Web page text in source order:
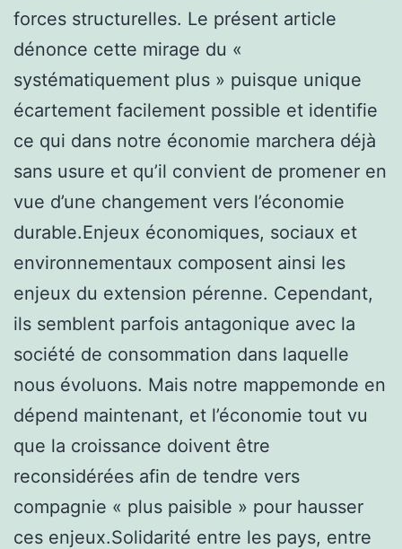
forces structurelles. Le présent article
dénonce cette mirage du «
systématiquement plus » puisque unique
écartement facilement possible et identifie
ce qui dans notre économie marchera déjà
sans usure et qu’il convient de promener en
vue d’une changement vers l’économie
durable.Enjeux économiques, sociaux et
environnementaux composent ainsi les
enjeux du extension pérenne. Cependant,
ils semblent parfois antagonique avec la
société de consommation dans laquelle
nous évoluons. Mais notre mappemonde en
dépend maintenant, et l’économie tout vu
que la croissance doivent être
reconsidérées afin de tendre vers
compagnie « plus paisible » pour hausser
ces enjeux.Solidarité entre les pays, entre